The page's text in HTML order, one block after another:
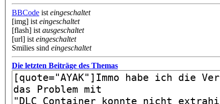
BBCode ist eingeschaltet
[img] ist eingeschaltet
[flash] ist ausgeschaltet
[url] ist eingeschaltet
Smilies sind eingeschaltet
Die letzten Beiträge des Themas